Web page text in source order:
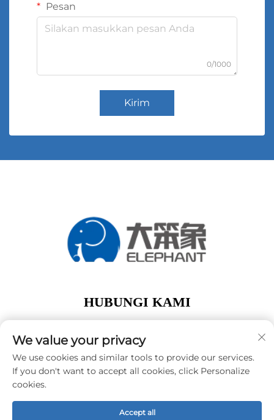
Pesan
0/1000
Kirim
HUBUNGI KAMI
Jalan Dalong Guangzhou Guangdong Tiongkok
Telp:+86-15119752340
E-Mail:[email protected]
We value your privacy
We use cookies and similar tools to provide our services.
If you don't want to accept all cookies, click Personalize
cookies.
Accept all